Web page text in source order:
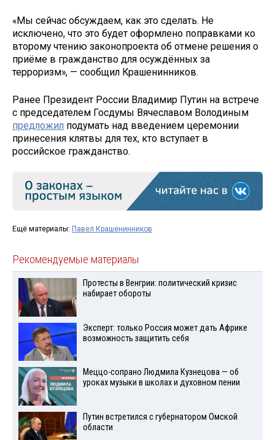
«Мы сейчас обсуждаем, как это сделать. Не
исключено, что это будет оформлено поправками ко
второму чтению законопроекта об отмене решения о
приёме в гражданство для осуждённых за
терроризм», — сообщил Крашенинников.
Ранее Президент России Владимир Путин на встрече
с председателем Госдумы Вячеславом Володиным
предложил подумать над введением церемонии
принесения клятвы для тех, кто вступает в
российское гражданство.
Ещё материалы: Павел Крашенинников
Рекомендуемые материалы
Протесты в Венгрии: политический кризис
набирает обороты
Эксперт: только Россия может дать Африке
возможность защитить себя
Меццо-сопрано Людмила Кузнецова — об
уроках музыки в школах и духовном пении
Путин встретился с губернатором Омской
области